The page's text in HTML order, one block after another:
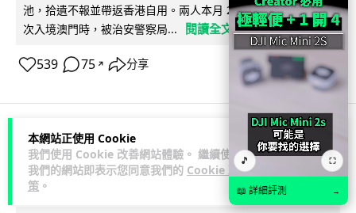
本網站正使用 Cookie
我們使用 Cookie 改善網站體驗。 繼續使用
我們的網站即表示您同意我們的 Cookie 政
策 。
池，拾遺不報並帶返香港自用。兩人本月 2 日經港珠澳大橋再
次入境澳門時，被治安警察局...
閱讀全文
539 75 ↗ 分享
3C科技 家居無線
Vin
🎵 ⛶
📖 詳細評測 →